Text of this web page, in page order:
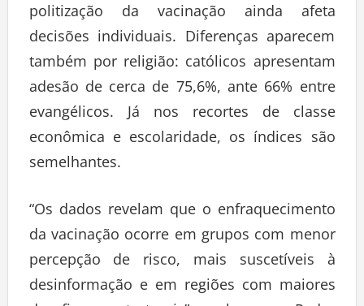
politização da vacinação ainda afeta
decisões individuais. Diferenças aparecem
também por religião: católicos apresentam
adesão de cerca de 75,6%, ante 66% entre
evangélicos. Já nos recortes de classe
econômica e escolaridade, os índices são
semelhantes.
“Os dados revelam que o enfraquecimento
da vacinação ocorre em grupos com menor
percepção de risco, mais suscetíveis à
desinformação e em regiões com maiores